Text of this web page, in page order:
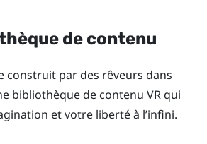
de contenu
construit par des rêveurs dans
bibliothèque de contenu VR qui
et votre liberté à l’infini.